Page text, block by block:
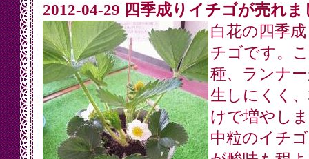
2012-04-29 四季成りイチゴが売れま
白花の四季
チゴです。
種、ランナ
生しにくく
けで増やし
中粒のイチ